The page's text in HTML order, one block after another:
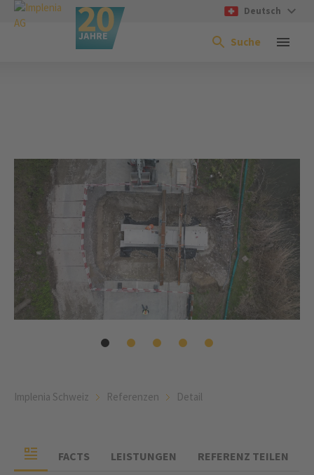
Deutsch
Suche
Implenia Schweiz Referenzen Detail
FACTS LEISTUNGEN REFERENZ TEILEN